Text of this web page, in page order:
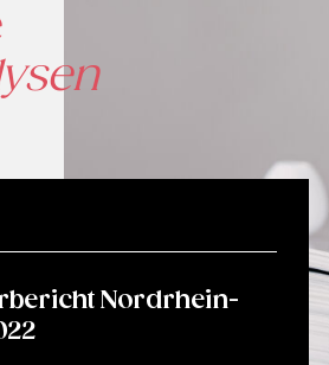
Nordrhein-